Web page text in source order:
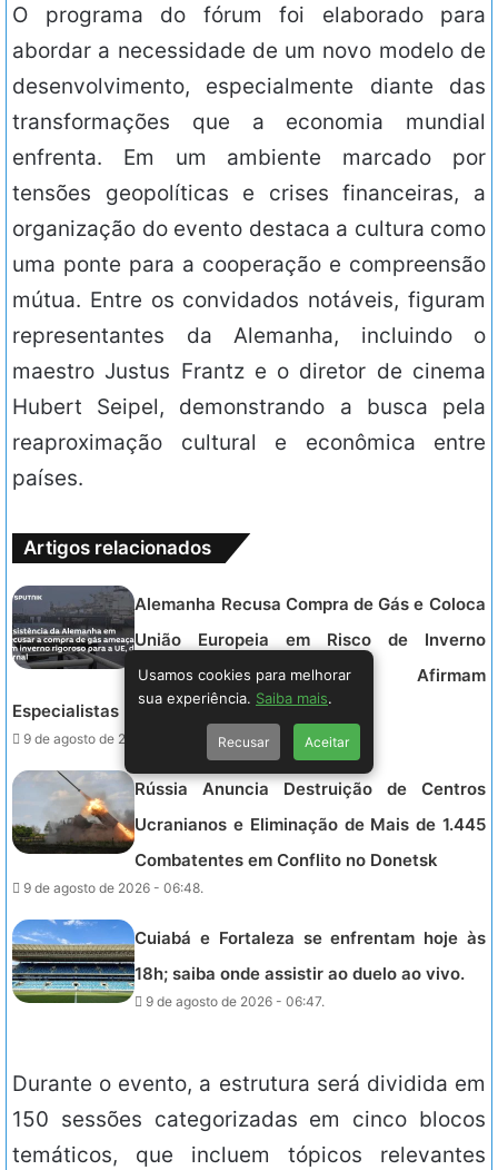
O programa do fórum foi elaborado para
abordar a necessidade de um novo modelo de
desenvolvimento, especialmente diante das
transformações que a economia mundial
enfrenta. Em um ambiente marcado por
tensões geopolíticas e crises financeiras, a
organização do evento destaca a cultura como
uma ponte para a cooperação e compreensão
mútua. Entre os convidados notáveis, figuram
representantes da Alemanha, incluindo o
maestro Justus Frantz e o diretor de cinema
Hubert Seipel, demonstrando a busca pela
reaproximação cultural e econômica entre
países.
Artigos relacionados
Alemanha Recusa Compra de Gás e Coloca
União Europeia em Risco de Inverno
Severamente Rigoroso, Afirmam
Especialistas
9 de agosto de 2026 - 06:59.
Rússia Anuncia Destruição de Centros
Ucranianos e Eliminação de Mais de 1.445
Combatentes em Conflito no Donetsk
9 de agosto de 2026 - 06:48.
Cuiabá e Fortaleza se enfrentam hoje às
18h; saiba onde assistir ao duelo ao vivo.
9 de agosto de 2026 - 06:47.
Durante o evento, a estrutura será dividida em
150 sessões categorizadas em cinco blocos
temáticos, que incluem tópicos relevantes
Usamos cookies para melhorar
sua experiência. Saiba mais.
Recusar Aceitar